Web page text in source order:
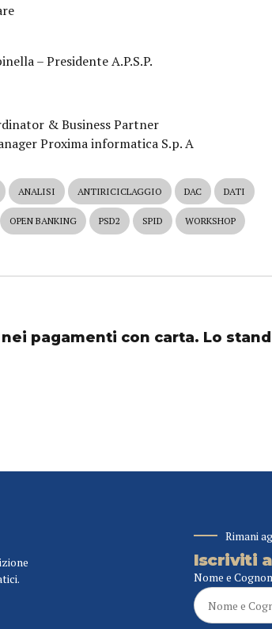
– Presidente A.P.S.P.
& Business Partner
Proxima informatica S.p. A
ANALISI ANTIRICICLAGGIO DAC DATI
OPEN BANKING PSD2 SPID WORKSHOP
pagamenti con carta. Lo
Rimani
Iscriviti
Nome e